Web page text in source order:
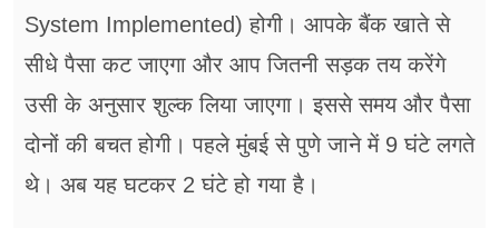
System Implemented) होगी। आपके बैंक खाते से
सीधे पैसा कट जाएगा और आप जितनी सड़क तय करेंगे
उसी के अनुसार शुल्क लिया जाएगा। इससे समय और पैसा
दोनों की बचत होगी। पहले मुंबई से पुणे जाने में 9 घंटे लगते
थे। अब यह घटकर 2 घंटे हो गया है।